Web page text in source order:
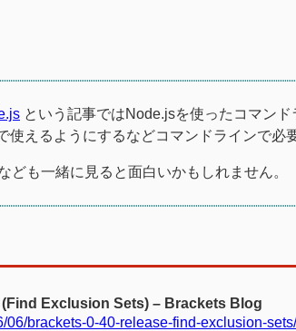
という記事ではNode.jsを使ったコマン
使えるようにするなどコマンドラインで必
ども一緒に見ると面白いかもしれません。
(Find Exclusion Sets) – Brackets Blog
06/brackets-0-40-release-find-exclusion-sets/